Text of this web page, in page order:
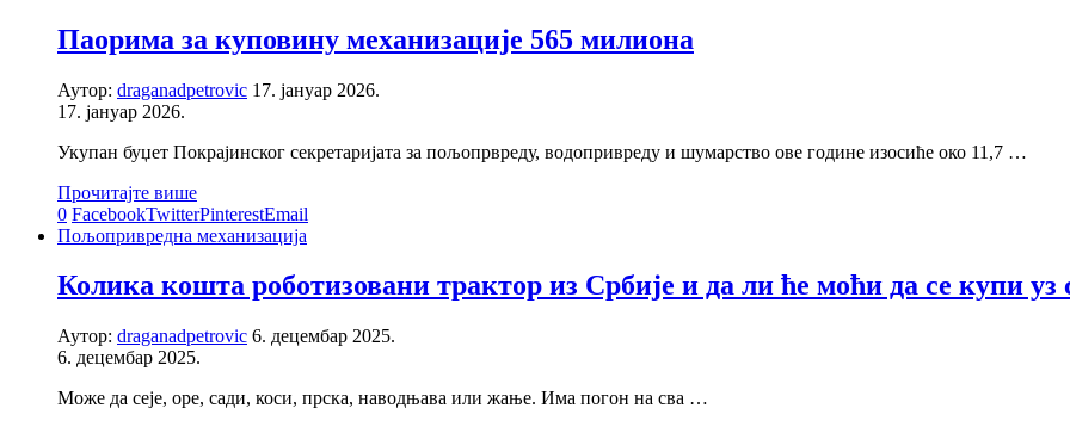
Паорима за куповину механизације 565 милиона
Аутор: draganadpetrovic 17. јануар 2026.
17. јануар 2026.
Укупан буџет Покрајинског секретаријата за пољопрвреду, водопривреду и шумарство ове године изосиће око 11,7 …
Прочитајте више
0 FacebookTwitterPinterestEmail
Пољопривредна механизација
Колика кошта роботизовани трактор из Србије и да ли ће моћи да се купи уз
Аутор: draganadpetrovic 6. децембар 2025.
6. децембар 2025.
Може да сеје, оре, сади, коси, прска, наводњава или жање. Има погон на сва …